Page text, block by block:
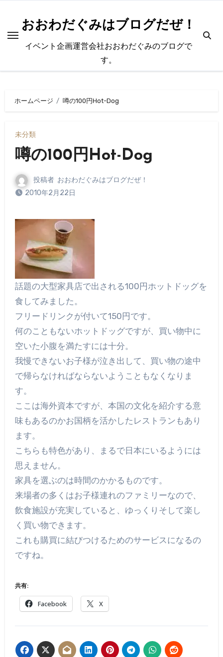
おおわだぐみはブログだぜ！
イベント企画運営会社おおわだぐみのブログで
す。
ホームページ 噂の100円Hot-Dog
未分類
噂の100円Hot-Dog
投稿者 おおわだぐみはブログだぜ！
2010年2月22日
話題の大型家具店で出される100円ホットドッグを
食してみました。
フリードリンクが付いて150円です。
何のこともないホットドッグですが、買い物中に
空いた小腹を満たすには十分。
我慢できないお子様が泣き出して、買い物の途中
で帰らなければならないようこともなくなりま
す。
ここは海外資本ですが、本国の文化を紹介する意
味もあるのかお国柄を活かしたレストランもあり
ます。
こちらも特色があり、まるで日本にいるようには
思えません。
家具を選ぶのは時間のかかるものです。
来場者の多くはお子様連れのファミリーなので、
飲食施設が充実していると、ゆっくりそして楽し
く買い物できます。
これも購買に結びつけるためのサービスになるの
ですね。
共有:
Facebook X